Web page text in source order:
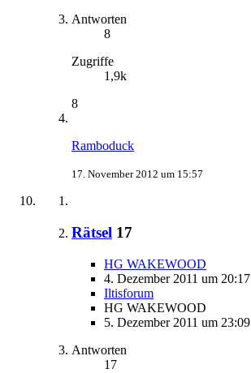
Antworten
8
Zugriffe
1,9k
8
Ramboduck
17. November 2012 um 15:57
Rätsel 17
HG WAKEWOOD
4. Dezember 2011 um 20:17
Iltisforum
HG WAKEWOOD
5. Dezember 2011 um 23:09
Antworten
17